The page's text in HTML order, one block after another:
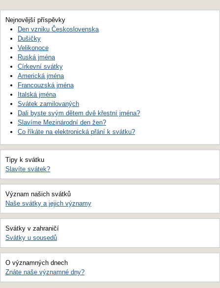
Nejnovější příspěvky
Den vzniku Československa
Dušičky
Velikonoce
Ruská jména
Církevní svátky
Americká jména
Francouzská jména
Italská jména
Svátek zamilovaných
Dali byste svým dětem dvě křestní jména?
Slavíme Mezinárodní den žen?
Co říkáte na elektronická přání k svátku?
Tipy k svátku
Slavíte svátek?
Význam našich svátků
Naše svátky a jejich významy
Svátky v zahraničí
Svátky u sousedů
O významných dnech
Znáte naše významné dny?